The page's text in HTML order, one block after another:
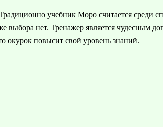
учебник Моро считается среди
выбора нет. Тренажер является чудесным
окурок повысит свой уровень знаний.